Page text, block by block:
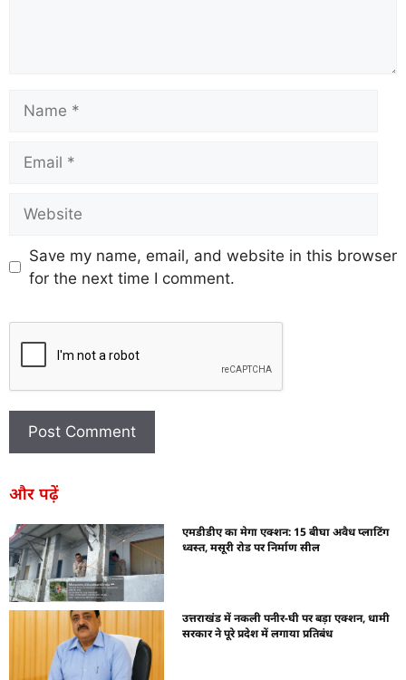
Save my name, email, and website in this browser
for the next time I comment.
और पढ़ें
एमडीडीए का मेगा एक्शन: 15 बीघा अवैध प्लाटिंग
ध्वस्त, मसूरी रोड पर निर्माण सील
उत्तराखंड में नकली पनीर-घी पर बड़ा एक्शन, धामी
सरकार ने पूरे प्रदेश में लगाया प्रतिबंध